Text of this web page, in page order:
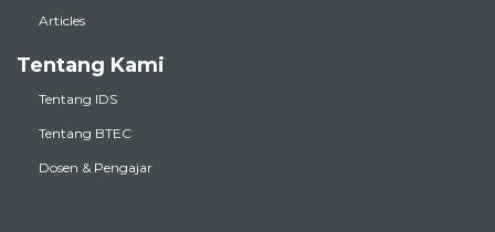
Articles
Tentang Kami
Tentang IDS
Tentang BTEC
Dosen & Pengajar